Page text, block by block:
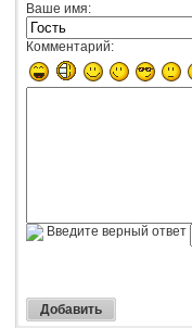
Ваше имя:
Комментарий:
Введите верный ответ